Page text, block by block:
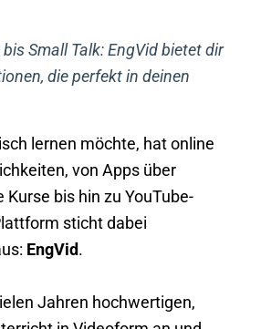
Small Talk: EngVid bietet dir
die perfekt in deinen
lernen möchte, hat online
von Apps über
bis hin zu YouTube-
sticht dabei
EngVid.
Jahren hochwertigen,